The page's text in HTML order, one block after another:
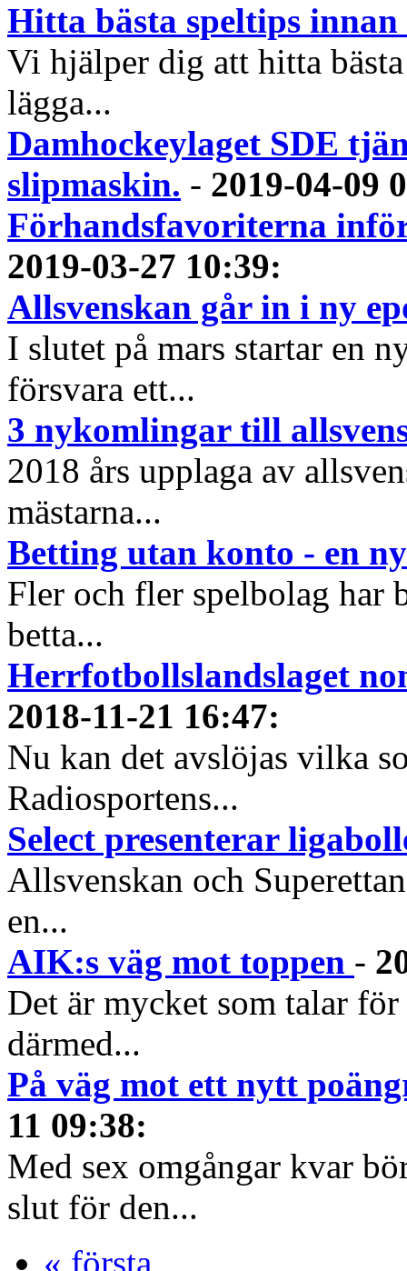
Hitta bästa speltips innan
Vi hjälper dig att hitta
lägga...
Damhockeylaget SDE
slipmaskin. - 2019-04-09
Förhandsfavoriterna
2019-03-27 10:39:
Allsvenskan går in i ny
I slutet på mars startar en
försvara ett...
3 nykomlingar till
2018 års upplaga av
mästarna...
Betting utan konto - en
Fler och fler spelbolag har
betta...
Herrfotbollslandslaget
2018-11-21 16:47:
Nu kan det avslöjas vilka
Radiosportens...
Select presenterar
Allsvenskan och
en...
AIK:s väg mot toppen -
Det är mycket som talar
därmed...
På väg mot ett nytt
11 09:38:
Med sex omgångar kvar
slut för den...
« första